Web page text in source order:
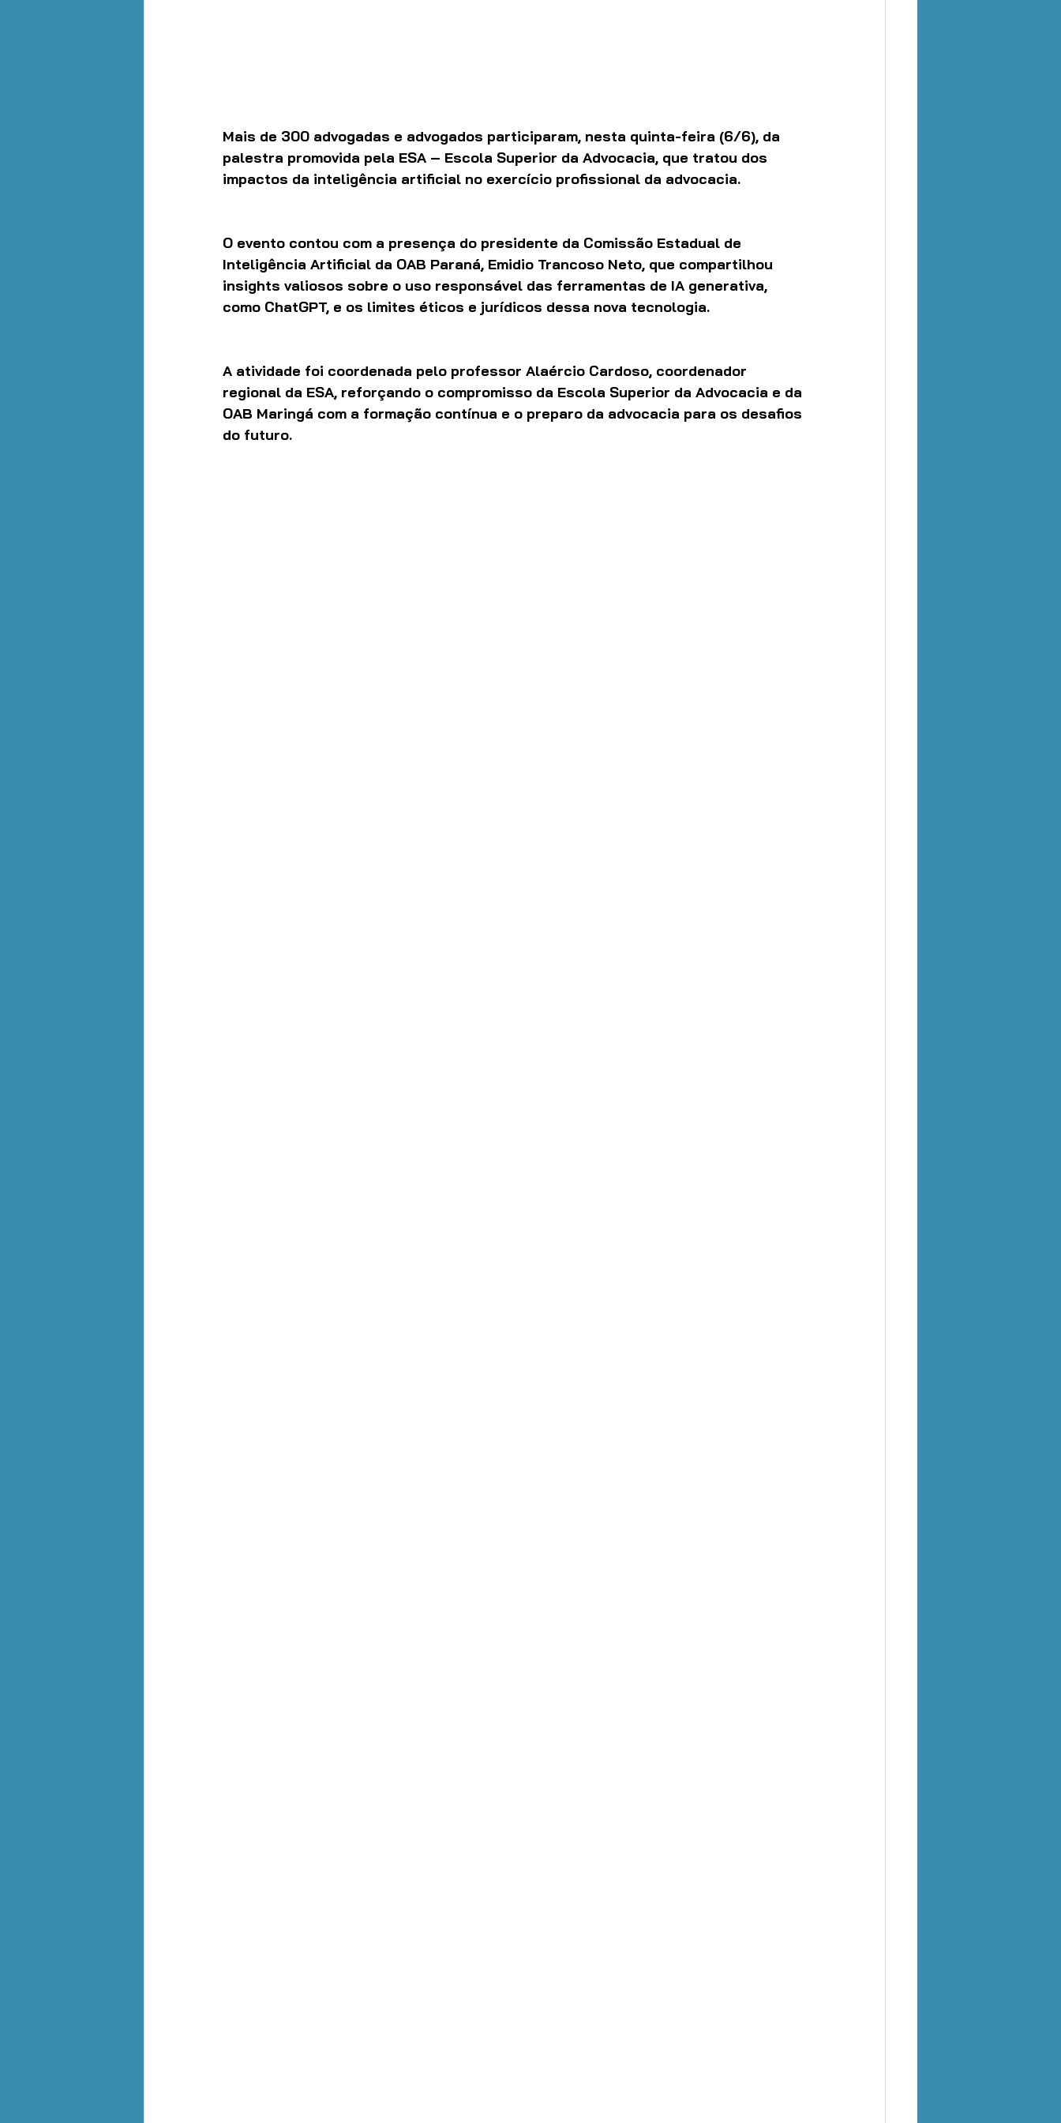
Mais de 300 advogadas e advogados participaram, nesta quinta-feira (6/6), da
palestra promovida pela ESA – Escola Superior da Advocacia, que tratou dos
impactos da inteligência artificial no exercício profissional da advocacia.
O evento contou com a presença do presidente da Comissão Estadual de
Inteligência Artificial da OAB Paraná, Emidio Trancoso Neto, que compartilhou
insights valiosos sobre o uso responsável das ferramentas de IA generativa,
como ChatGPT, e os limites éticos e jurídicos dessa nova tecnologia.
A atividade foi coordenada pelo professor Alaércio Cardoso, coordenador
regional da ESA, reforçando o compromisso da Escola Superior da Advocacia e da
OAB Maringá com a formação contínua e o preparo da advocacia para os desafios
do futuro.